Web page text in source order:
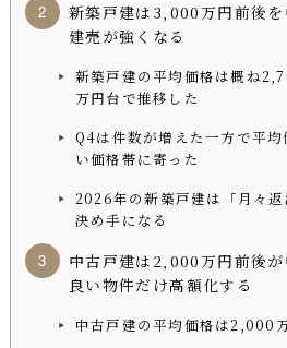
新築戸建は3,000万円前後
建売が強くなる
新築戸建の平均価格は概ね
万円台で推移した
Q4は件数が増えた一方で平
い価格帯に寄った
2026年の新築戸建は「月々
決め手になる
中古戸建は2,000万円前後
良い物件だけ高額化する
中古戸建の平均価格は2,000